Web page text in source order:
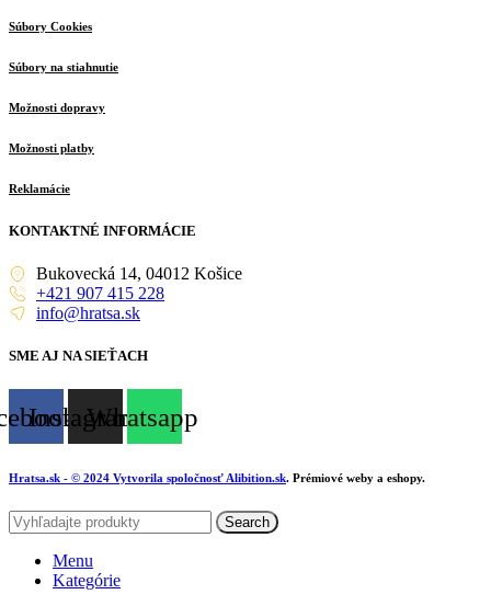
Súbory Cookies
Súbory na stiahnutie
Možnosti dopravy
Možnosti platby
Reklamácie
KONTAKTNÉ INFORMÁCIE
Bukovecká 14, 04012 Košice
+421 907 415 228
info@hratsa.sk
SME AJ NA SIEŤACH
InstagramWhatsapp
Hratsa.sk - © 2024 Vytvorila spoločnosť Alibition.sk. Prémiové weby a eshopy.
Search
Menu
Kategórie